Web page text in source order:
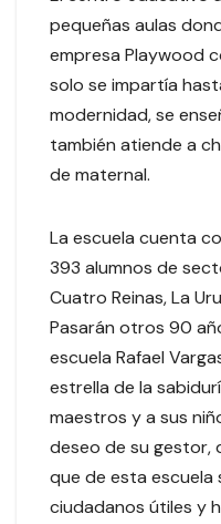
pequeñas aulas
empresa Playwood
solo se impartía
modernidad, se
también atiende a
de maternal.
La escuela cuenta
393 alumnos de
Cuatro Reinas, La
Pasarán otros 90
escuela Rafael
estrella de la
maestros y a sus
deseo de su gestor,
que de esta escuela
ciudadanos útiles y